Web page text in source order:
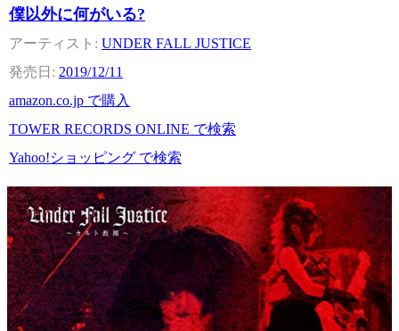
僕以外に何がいる?
UNDER FALL JUSTICE
2019/12/11
amazon.co.jp で購入
TOWER RECORDS ONLINE で検索
Yahoo!ショッピング で検索